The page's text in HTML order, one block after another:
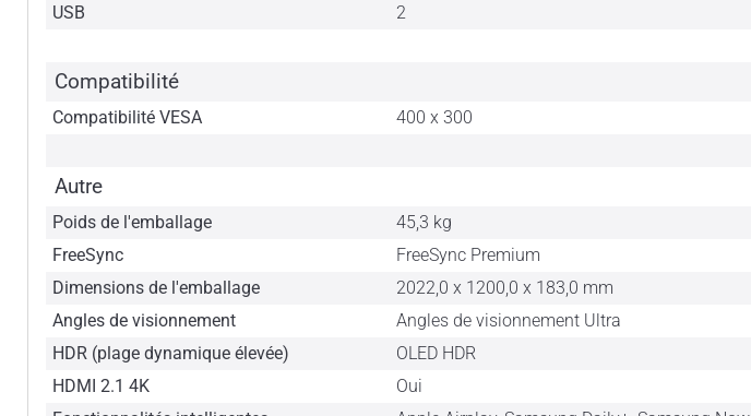
USB
2
Compatibilité
Compatibilité VESA 400 x 300
Autre
Poids de l'emballage
45,3 kg
FreeSync
FreeSync Premium
Dimensions de l'emballage
2022,0 x 1200,0 x 183,0 mm
Angles de visionnement
Angles de visionnement Ultra
HDR (plage dynamique élevée)
OLED HDR
HDMI 2.1 4K
Oui